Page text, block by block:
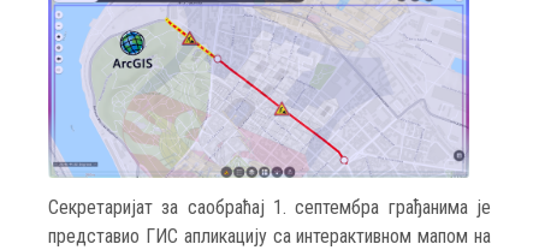
Секретаријат за саобраћај 1. септембра грађанима је
представио ГИС апликацију са интерактивном мапом на